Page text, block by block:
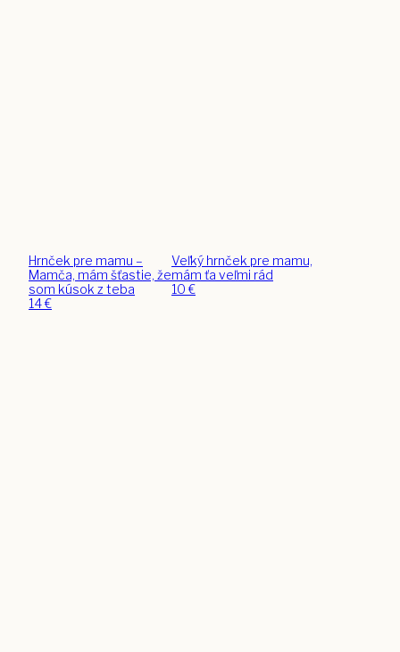
Hrnček pre mamu –
Mamča, mám šťastie, že
som kúsok z teba
14€
Veľký hrnček pre mamu,
mám ťa veľmi rád
10€